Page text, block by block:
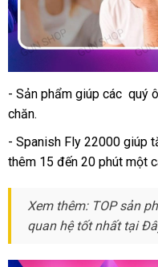
- Sản phẩm giúp mua
các quý
chăn.
- Spanish Fly 22000 giúp
thêm 15 đến 20 phút một
Xem thêm: TOP sản
quan hệ tốt nhất tại